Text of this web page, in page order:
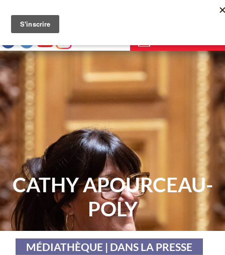
SITE DES SÉNATEURS MEMBRES DU CRCE
CATHY APOURCEAU-
POLY
MÉDIATHÈQUE | DANS LA PRESSE